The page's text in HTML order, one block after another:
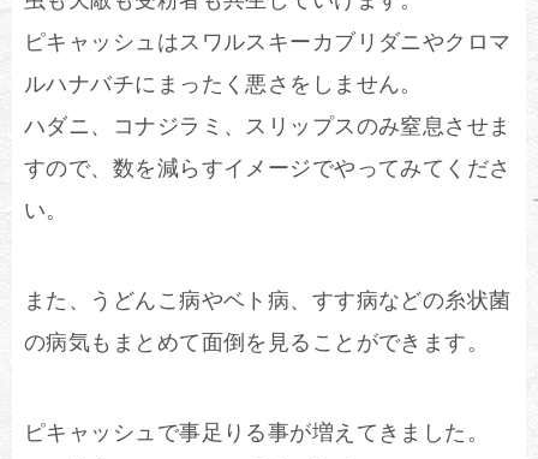
ピキャッシュはスワルスキーカブリダニやクロマ
ルハナバチにまったく悪さをしません。
ハダニ、コナジラミ、スリップスのみ窒息させま
すので、数を減らすイメージでやってみてくださ
い。
また、うどんこ病やベト病、すす病などの糸状菌
の病気もまとめて面倒を見ることができます。
ピキャッシュで事足りる事が増えてきました。